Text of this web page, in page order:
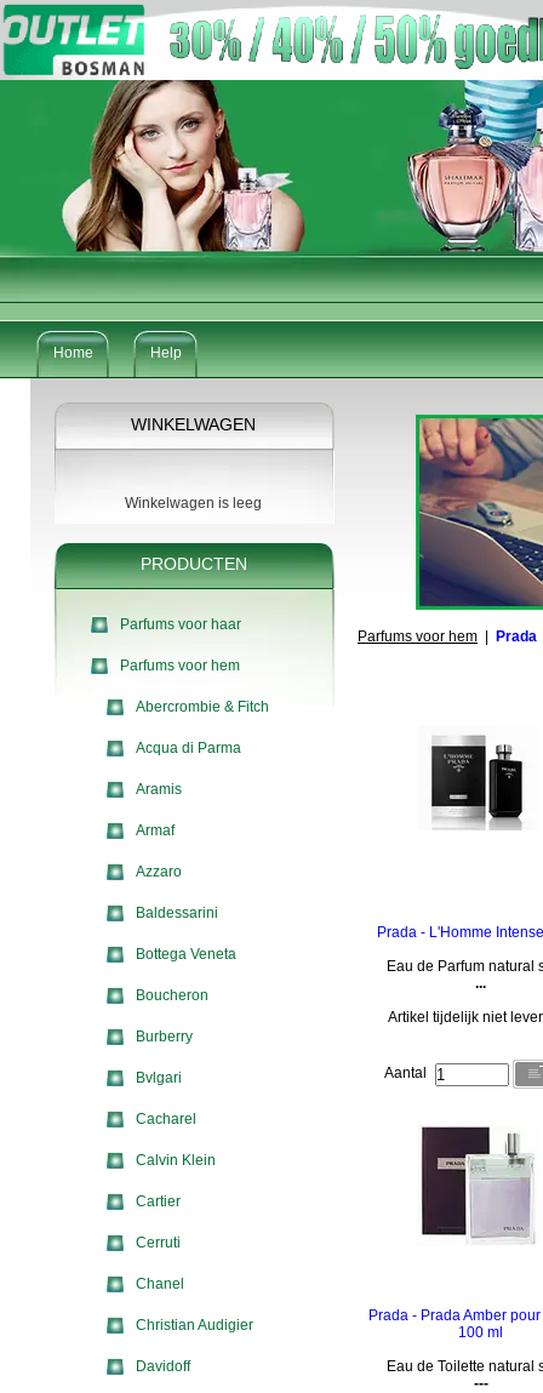
Home Help
WINKELWAGEN
Winkelwagen is leeg
PRODUCTEN
Parfums voor haar
Parfums voor hem
Abercrombie & Fitch
Acqua di Parma
Aramis
Armaf
Azzaro
Baldessarini
Bottega Veneta
Boucheron
Burberry
Bvlgari
Cacharel
Calvin Klein
Cartier
Cerruti
Chanel
Christian Audigier
Davidoff
Parfums voor hem Prada
Prada - L'Homme
Eau de Parfum natural
...
Artikel tijdelijk niet
Aantal
Prada - Prada Amber
100 ml
Eau de Toilette natural
---